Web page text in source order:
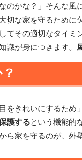
のかな？」そんな風
切な家を守るために
てその適切なタイ
識が身につきます。
をきれいにするた
護するという機能的
ら家を守るのが、外